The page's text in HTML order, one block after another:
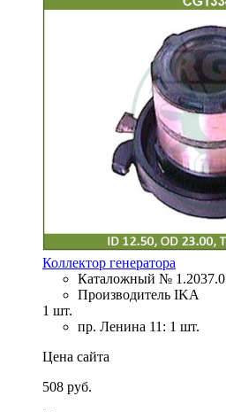
Коллектор генератора
Каталожный № 1.2037.0
Производитель IKA
1 шт.
пр. Ленина 11: 1 шт.
Цена сайта
508 руб.